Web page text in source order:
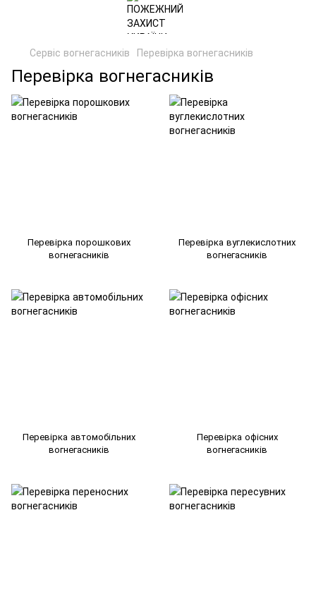
Сервіс вогнегасників Перевірка вогнегасників
Перевірка вогнегасників
Перевірка порошкових
вогнегасників
Перевірка вуглекислотних
вогнегасників
Перевірка автомобільних
вогнегасників
Перевірка офісних
вогнегасників